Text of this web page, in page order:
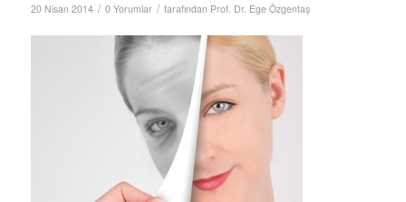
20 Nisan 2014 / 0 Yorumlar / tarafından Prof. Dr. Ege Özgentaş